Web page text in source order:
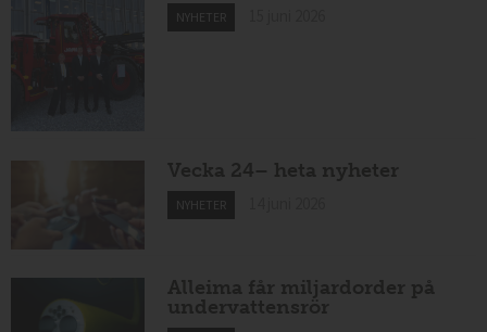
NYHETER
Vecka 24– heta nyheter
NYHETER
Alleima får miljardorder på
undervattensrör